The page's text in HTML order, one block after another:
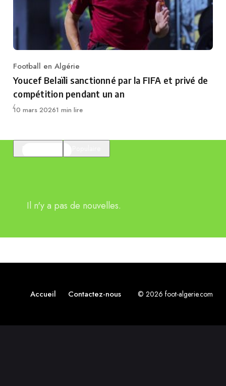
Category
Football en Algérie
Youcef Belaïli sanctionné par la FIFA et privé de
compétition pendant un an
Publié
10 mars 20261 min lire
Il n'y a pas de nouvelles.
Accueil Contactez-nous © 2026 foot-algerie.com